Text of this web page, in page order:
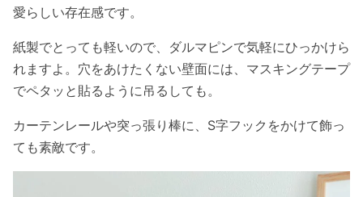
愛らしい存在感です。
紙製でとっても軽いので、ダルマピンで気軽にひっかけら
れますよ。穴をあけたくない壁面には、マスキングテープ
でペタッと貼るように吊るしても。
カーテンレールや突っ張り棒に、S字フックをかけて飾っ
ても素敵です。